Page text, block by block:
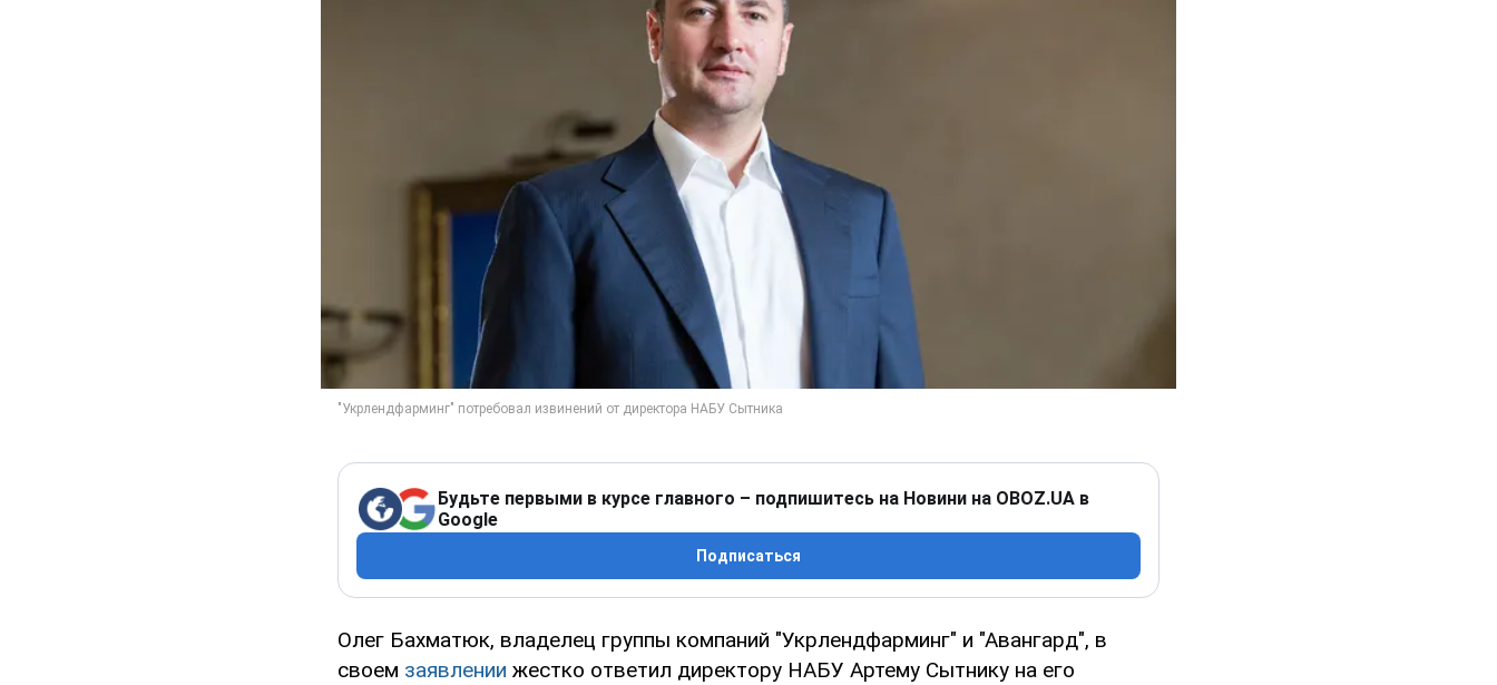
Будьте первыми в курсе главного – подпишитесь на Новини на OBOZ.UA в
Google
Подписаться
Олег Бахматюк, владелец группы компаний "Укрлендфарминг" и "Авангард", в
своем заявлении жестко ответил директору НАБУ Артему Сытнику на его